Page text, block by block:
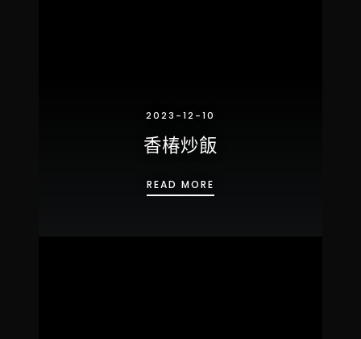
2023-12-10
香椿炒飯
READ MORE